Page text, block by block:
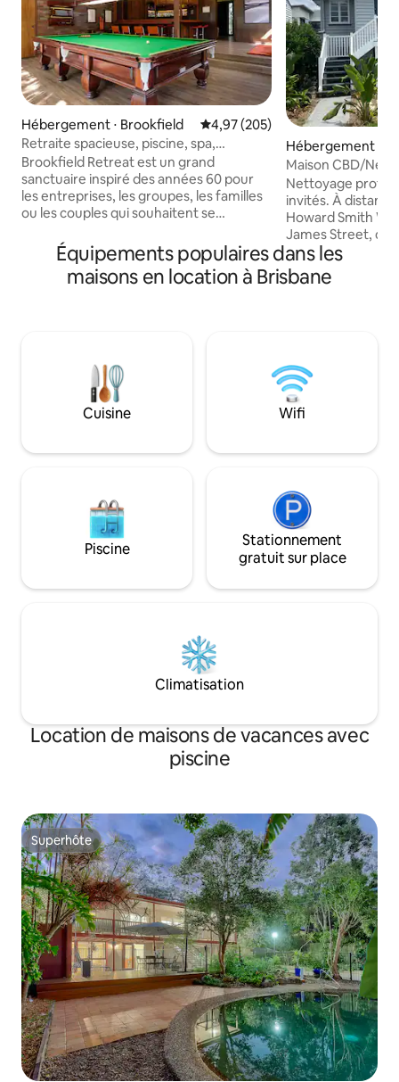
Hébergement ⋅ Brookfield Évaluation moyenne sur la
4,97 (205)
Retraite spacieuse, piscine, spa,
superficie
Brookfield Retreat est un grand
sanctuaire inspiré des années 60 pour
les entreprises, les groupes, les familles
ou les couples qui souhaitent se
entourés par la nature dans un endroit
tranquille et privé, à 15 km du CBD de
Brisbane. Une immense maison avec
divertissement extérieur. Convient pour
les réunions tranquilles, les ateliers, les
retraites de bien-être, les familles, les
vacances, les voyages d'affaires, les
l'hébergement de groupe.
Hébergement ⋅
alley
Maison CBD/New
climatisation, 4
Nettoyage
invités. À
Howard Smith
James Street, du
de The Valley. À
de l'aéroport. 5
toutes
joliment meublé
de qualité. Idéal
petits groupes et
de compagnie
d'effets
Équipements populaires dans les
maisons en location à Brisbane
Cuisine Wifi
Piscine
Stationnement
gratuit sur place
Climatisation
Location de maisons de vacances avec
piscine
Superhôte
Superhôte